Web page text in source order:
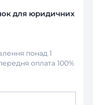
для юридичних
понад 1
оплата 100%